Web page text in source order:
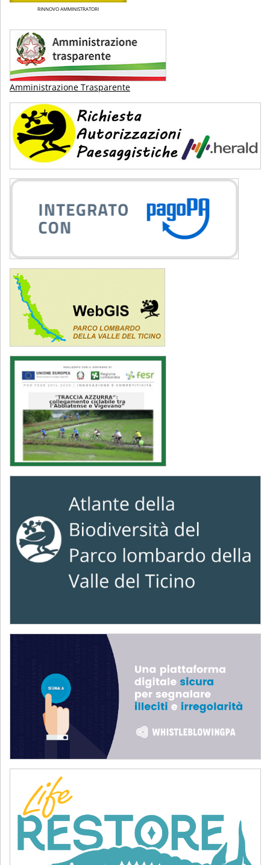
RINNOVO AMMINISTRATORI
Amministrazione Trasparente